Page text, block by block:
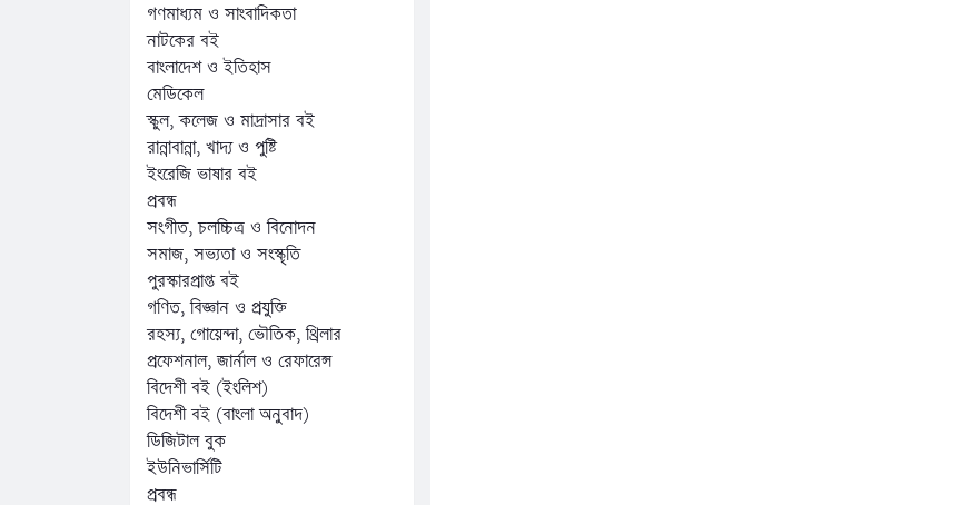
গণমাধ্যম ও সাংবাদিকতা
নাটকের বই
বাংলাদেশ ও ইতিহাস
মেডিকেল
স্কুল, কলেজ ও মাদ্রাসার বই
রান্নাবান্না, খাদ্য ও পুষ্টি
ইংরেজি ভাষার বই
প্রবন্ধ
সংগীত, চলচ্চিত্র ও বিনোদন
সমাজ, সভ্যতা ও সংস্কৃতি
পুরস্কারপ্রাপ্ত বই
গণিত, বিজ্ঞান ও প্রযুক্তি
রহস্য, গোয়েন্দা, ভৌতিক, থ্রিলার
প্রফেশনাল, জার্নাল ও রেফারেন্স
বিদেশী বই (ইংলিশ)
বিদেশী বই (বাংলা অনুবাদ)
ডিজিটাল বুক
ইউনিভার্সিটি
প্রবন্ধ